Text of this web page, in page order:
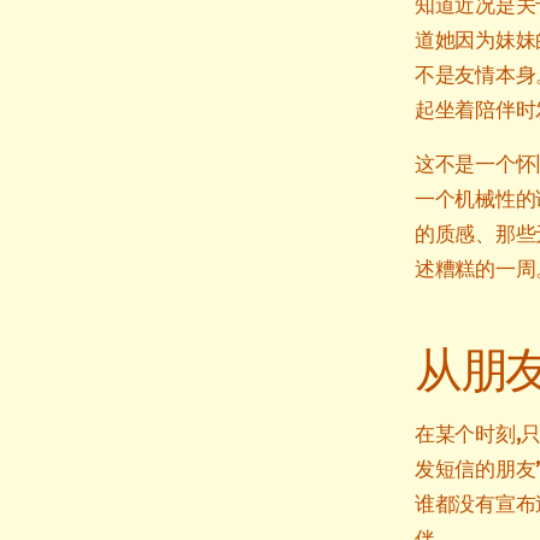
道她因为妹
不是友情本
起坐着陪伴
这不是一个
一个机械性
的质感、那
述糟糕的一
从朋
在某个时刻,
发短信的朋
谁都没有宣